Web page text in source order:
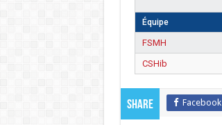
Équipe
FSMH
CSHib
Share Facebook